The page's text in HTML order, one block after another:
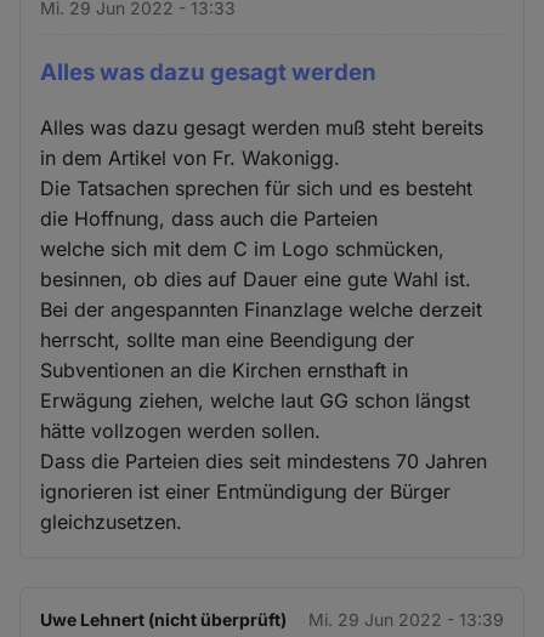
Mi. 29 Jun 2022 - 13:33
Alles was dazu gesagt werden
Alles was dazu gesagt werden muß steht bereits
in dem Artikel von Fr. Wakonigg.
Die Tatsachen sprechen für sich und es besteht
die Hoffnung, dass auch die Parteien
welche sich mit dem C im Logo schmücken,
besinnen, ob dies auf Dauer eine gute Wahl ist.
Bei der angespannten Finanzlage welche derzeit
herrscht, sollte man eine Beendigung der
Subventionen an die Kirchen ernsthaft in
Erwägung ziehen, welche laut GG schon längst
hätte vollzogen werden sollen.
Dass die Parteien dies seit mindestens 70 Jahren
ignorieren ist einer Entmündigung der Bürger
gleichzusetzen.
Uwe Lehnert (nicht überprüft) Mi. 29 Jun 2022 - 13:39